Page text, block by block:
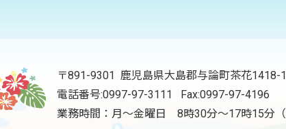
〒891-9301 鹿児島県大島郡与論町茶花
電話番号:0997-97-3111
Fax:0997-97-4196
業務時間：月～金曜日 8時30分～17時15分